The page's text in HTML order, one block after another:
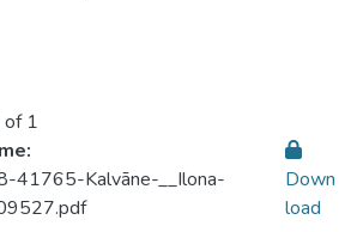
1
41765-Kalvāne-__Ilona-
Down
load